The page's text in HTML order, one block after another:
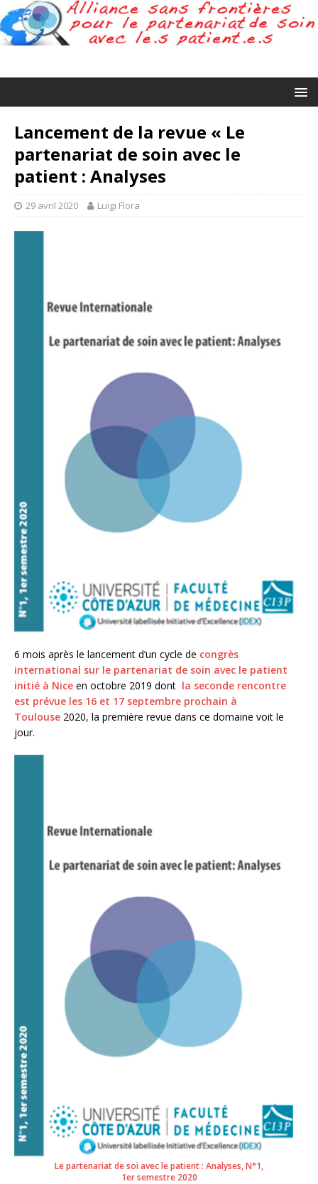
Lancement de la revue « Le
partenariat de soin avec le
patient : Analyses
29 avril 2020 Luigi Flora
6 mois après le lancement d’un cycle de congrès
international sur le partenariat de soin avec le patient
initié à Nice en octobre 2019 dont la seconde rencontre
est prévue les 16 et 17 septembre prochain à
Toulouse 2020, la première revue dans ce domaine voit le
jour.
Le partenariat de soi avec le patient : Analyses, N°1,
1er semestre 2020